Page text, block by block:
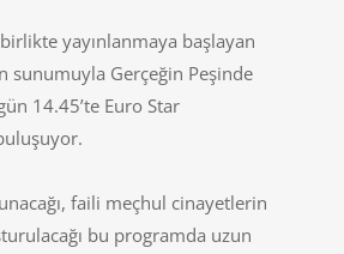
yayınlanmaya başlayan
sunumuyla Gerçeğin Peşinde
14.45’te Euro Star
faili meçhul cinayetlerin
bu programda uzun